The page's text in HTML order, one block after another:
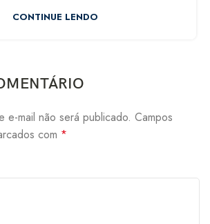
CONTINUE LENDO
mail não será publicado. Campos
com *